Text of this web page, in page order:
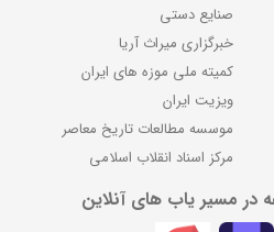
صنایع دستی
خبرگزاری میراث آریا
کمیته ملی موزه های ایران
ویزیت ایران
موسسه مطالعات تاریخ معاصر
مرکز اسناد انقلاب اسلامی
در مسیر یاب های آنلاین